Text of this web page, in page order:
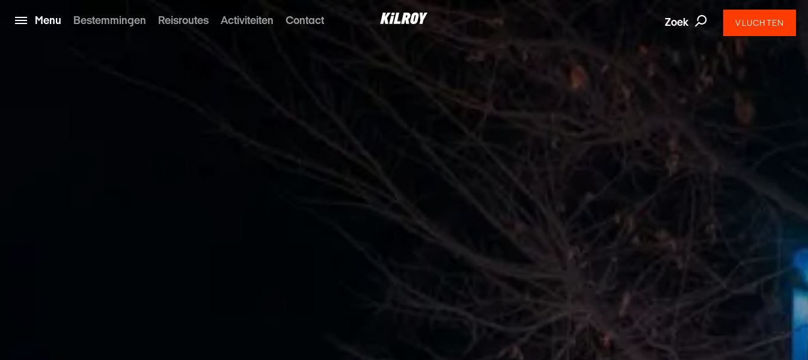
Menu Bestemmingen Reisroutes Activiteiten Contact Zoek VLUCHTEN